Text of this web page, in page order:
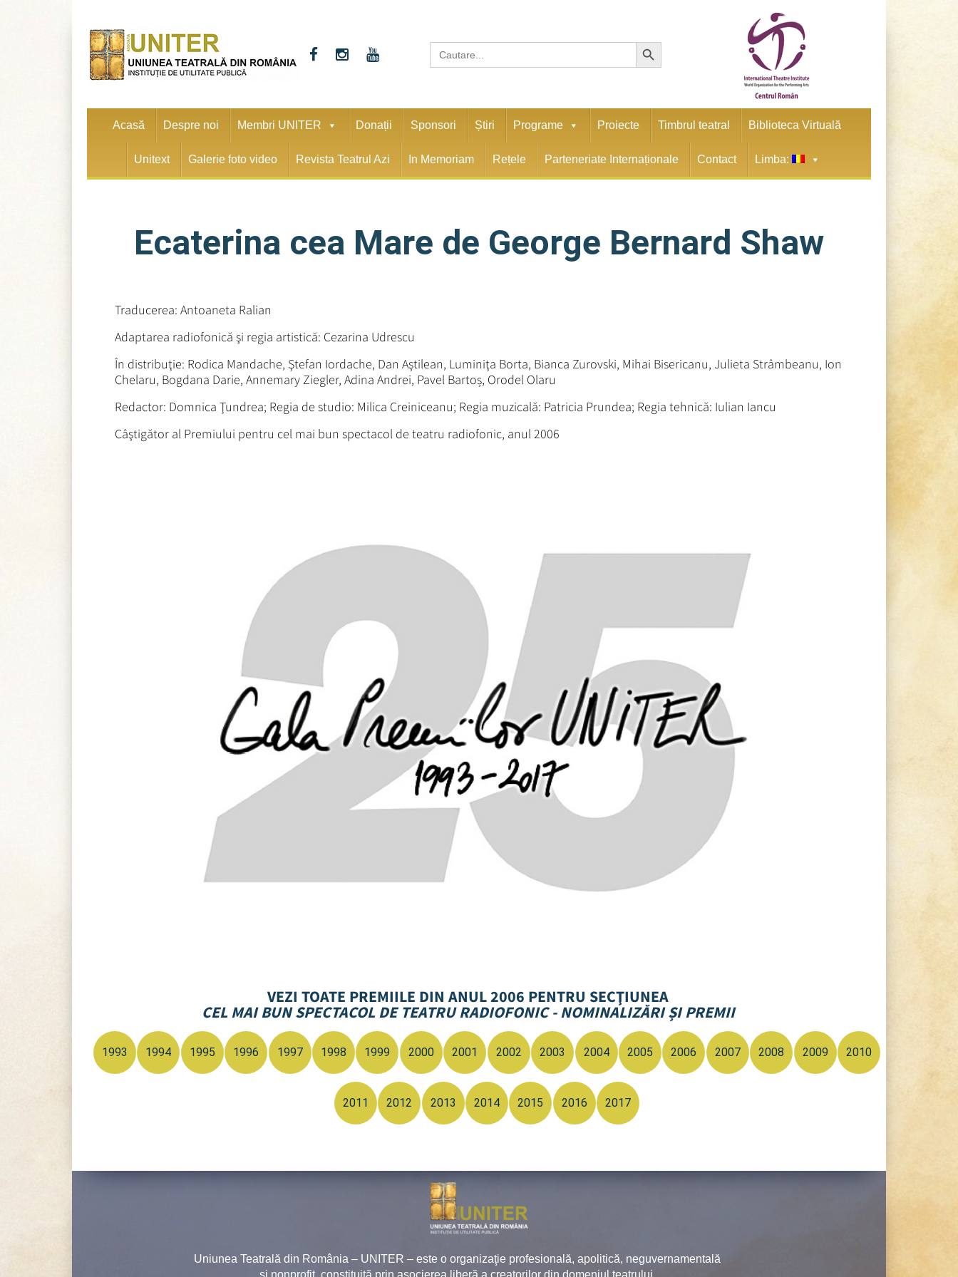
Search
for:
Search Button
Acasă Despre noi Membri UNITER Donații Sponsori Știri Programe Proiecte Timbrul teatral Biblioteca Virtuală
Unitext Galerie foto video Revista Teatrul Azi In Memoriam Rețele Parteneriate Internaționale Contact Limba:
Ecaterina cea Mare de George Bernard Shaw
Traducerea: Antoaneta Ralian
Adaptarea radiofonică şi regia artistică: Cezarina Udrescu
În distribuţie: Rodica Mandache, Ştefan Iordache, Dan Aştilean, Luminiţa Borta, Bianca Zurovski, Mihai Bisericanu, Julieta Strâmbeanu, Ion
Chelaru, Bogdana Darie, Annemary Ziegler, Adina Andrei, Pavel Bartoș, Orodel Olaru
Redactor: Domnica Ţundrea; Regia de studio: Milica Creiniceanu; Regia muzicală: Patricia Prundea; Regia tehnică: Iulian Iancu
Câştigător al Premiului pentru cel mai bun spectacol de teatru radiofonic, anul 2006
VEZI TOATE PREMIILE DIN ANUL 2006 PENTRU SECŢIUNEA
CEL MAI BUN SPECTACOL DE TEATRU RADIOFONIC - NOMINALIZĂRI ȘI PREMII
1993 1994 1995 1996 1997 1998 1999 2000 2001 2002 2003 2004 2005 2006 2007 2008 2009 2010
2011 2012 2013 2014 2015 2016 2017
Uniunea Teatrală din România – UNITER – este o organizaţie profesională, apolitică, neguvernamentală
şi nonprofit, constituită prin asocierea liberă a creatorilor din domeniul teatrului.